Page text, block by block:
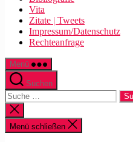
Vita
Zitate | Tweets
Impressum/Datenschutz
Rechteanfrage
Menü
Suchen
Suche
nach:
Suche
schließen
Menü schließen